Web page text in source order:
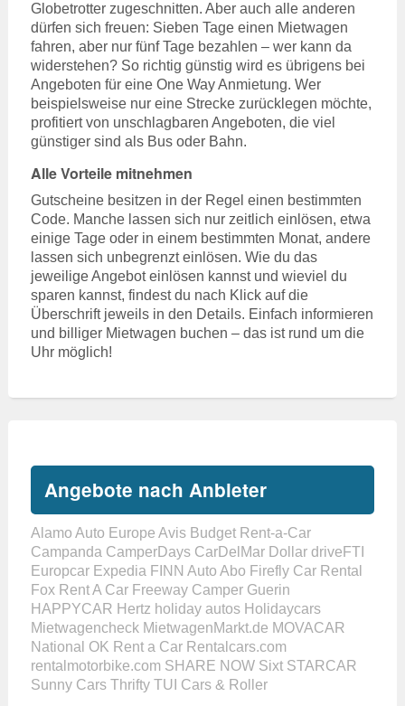
Globetrotter zugeschnitten. Aber auch alle anderen
dürfen sich freuen: Sieben Tage einen Mietwagen
fahren, aber nur fünf Tage bezahlen – wer kann da
widerstehen? So richtig günstig wird es übrigens bei
Angeboten für eine One Way Anmietung. Wer
beispielsweise nur eine Strecke zurücklegen möchte,
profitiert von unschlagbaren Angeboten, die viel
günstiger sind als Bus oder Bahn.
Alle Vorteile mitnehmen
Gutscheine besitzen in der Regel einen bestimmten
Code. Manche lassen sich nur zeitlich einlösen, etwa
einige Tage oder in einem bestimmten Monat, andere
lassen sich unbegrenzt einlösen. Wie du das
jeweilige Angebot einlösen kannst und wieviel du
sparen kannst, findest du nach Klick auf die
Überschrift jeweils in den Details. Einfach informieren
und billiger Mietwagen buchen – das ist rund um die
Uhr möglich!
Angebote nach Anbieter
Alamo Auto Europe Avis Budget Rent-a-Car
Campanda CamperDays CarDelMar Dollar driveFTI
Europcar Expedia FINN Auto Abo Firefly Car Rental
Fox Rent A Car Freeway Camper Guerin
HAPPYCAR Hertz holiday autos Holidaycars
Mietwagencheck MietwagenMarkt.de MOVACAR
National OK Rent a Car Rentalcars.com
rentalmotorbike.com SHARE NOW Sixt STARCAR
Sunny Cars Thrifty TUI Cars & Roller